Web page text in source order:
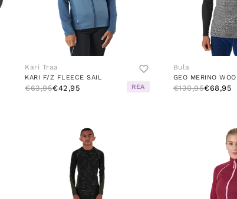
Kari Traa
KARI F/Z FLEECE SAIL
€63,95€42,95 REA
Bula
€130,95€68,95